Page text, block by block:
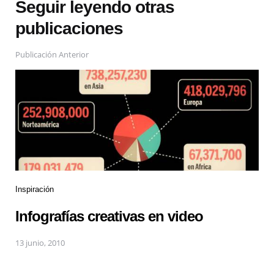
Seguir leyendo otras
publicaciones
Publicación Anterior
Inspiración
Infografías creativas en video
13 junio, 2010